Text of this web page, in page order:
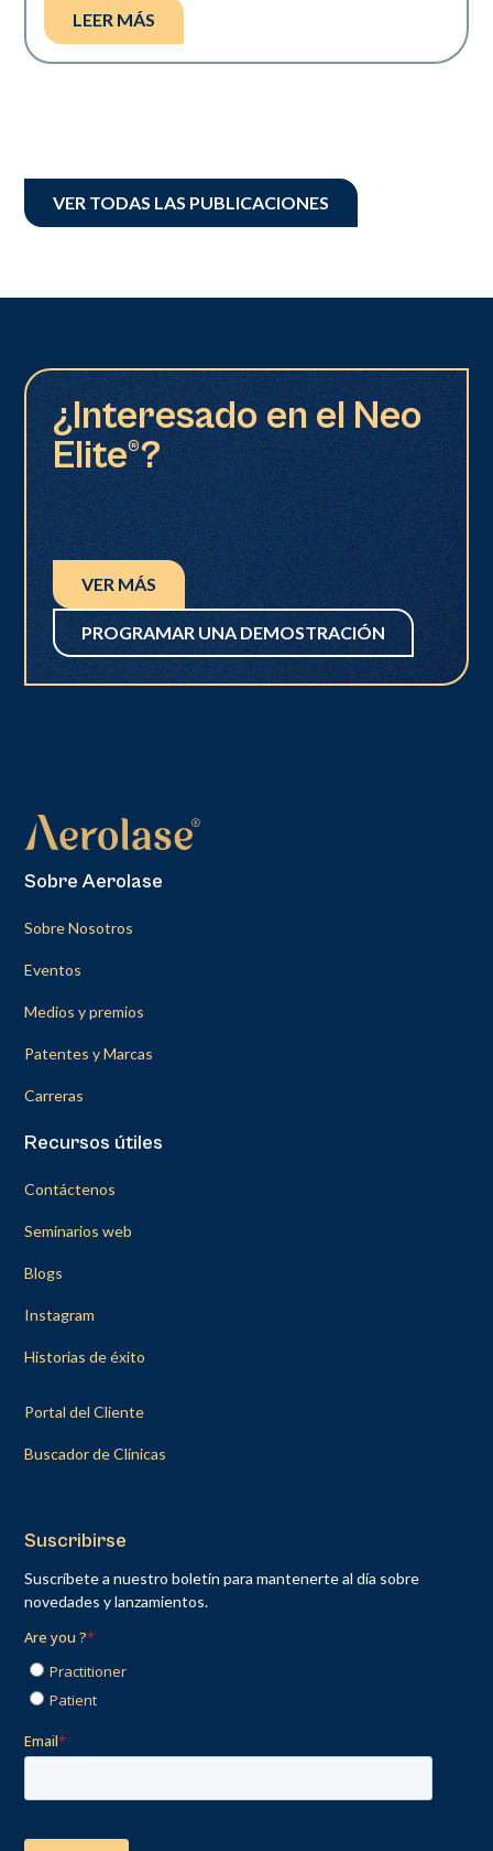
LEER MÁS
VER TODAS LAS PUBLICACIONES
¿Interesado en el Neo
Elite®?
VER MÁS
PROGRAMAR UNA DEMOSTRACIÓN
Sobre Aerolase
Sobre Nosotros
Eventos
Medios y premios
Patentes y Marcas
Carreras
Recursos útiles
Contáctenos
Seminarios web
Blogs
Instagram
Historias de éxito
Portal del Cliente
Buscador de Clínicas
Suscribirse
Suscríbete a nuestro boletín para mantenerte al día sobre
novedades y lanzamientos.